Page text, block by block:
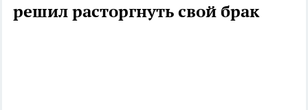
решил расторгнуть свой брак